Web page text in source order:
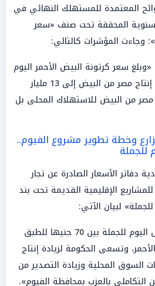
المعتمدة للمستهلك النهائي في
المحققة تحت صنف «سعر
وجاءت المؤشرات كالتالي:
«وبلغ سعر كرتونة البيض الأحمر اليوم
95 جنيها للمستهلك، وزاد إنتاج مصر من البيض إلى 13 مليار
من البيض للاستهلاك المحلى بل
وخطة تطوير مشروع الفيوم..
للجملة
دفاتر الأسعار الصادرة عن تجار
الإقليمية القديمة تحت بند
لبيان الآتي:
«وتراوح سعر كرتونة البيض اليوم للجملة بين 70 جنيها للطبق
الأحمر، وتسعى الحكومة لزيادة إنتاج
السوق المحلية وزيادة التصدير من
بالعزب بمحافظة الفيوم».